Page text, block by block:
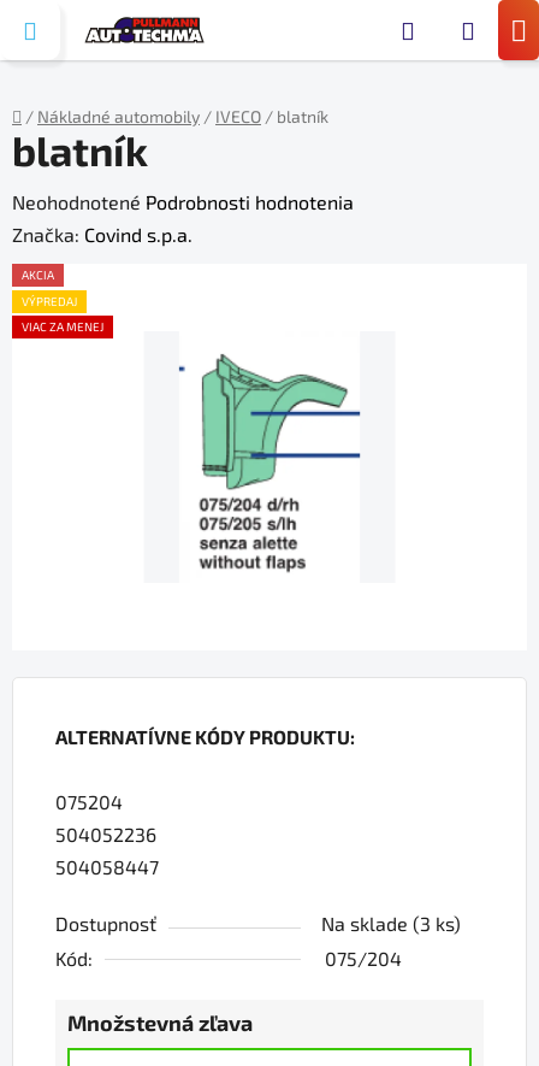
obsah
Domov
/ Nákladné automobily / IVECO / blatník
ALTERNATÍVNE KÓDY PRODUKTU:
075204
504052236
504058447
Dostupnosť Na sklade (3 ks)
Kód:
075/204
Množstevná zľava
blatník
Priemerné
hodnotenie
produktu
je
0,0
Neohodnotené Podrobnosti hodnotenia
Značka: Covind s.p.a.
AKCIA
VÝPREDAJ
VIAC ZA MENEJ